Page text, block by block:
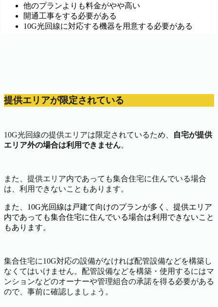
他のプランよりも料金がやや高い
開通工事をする必要がある
10G光回線に対応する機器を用意する必要がある
提供エリアが限定されている
10G光回線の提供エリアは限定されているため、
自宅が提供
エリア外の場合は利用できません。
また、提供エリア内であっても集合住宅に住んでいる場合
は、利用できないこともあります。
また、10G光回線は戸建て向けのプランが多く、提供エリア
内であっても集合住宅に住んでいる場合は利用できないこと
もあります。
集合住宅に10G対応の設備がなければ配管設備などを構築し
なくてはいけません。配管設備などを構築・使用するにはマ
ンションなどのオーナーや管理組合の承諾を得る必要がある
ので、事前に確認しましょう。